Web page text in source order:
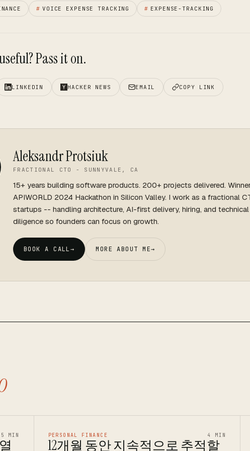
# VOICE EXPENSE TRACKING # EXPENSE-TRACKING
Pass it on.
LINKEDIN HACKER NEWS EMAIL COPY LINK
Aleksandr Protsiuk
FRACTIONAL CTO - SUNNYVALE, CA
15+ years building software products. 200+ projects delivered.
APIWORLD 2024 Hackathon in Silicon Valley. I work as a fractional
startups -- handling architecture, AI-first delivery, hiring, and
diligence so founders can focus on growth.
BOOK A CALL→ MORE ABOUT ME→
5 MIN PERSONAL FINANCE 4 MIN
12개월 동안 지속적으로 추적할